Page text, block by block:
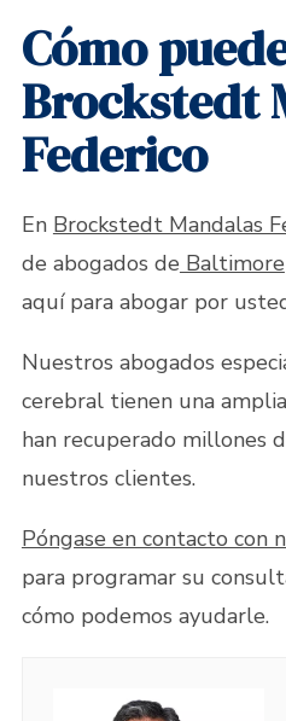
Cómo
Brockstedt
Federico
En Brockstedt Mandalas
de abogados de Baltimore
aquí para abogar por
Nuestros abogados
cerebral tienen una
han recuperado millones
nuestros clientes.
Póngase en contacto con
para programar su
cómo podemos ayudarle.